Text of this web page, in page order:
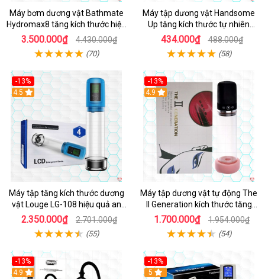
Máy bơm dương vật Bathmate
Hydromax8 tăng kích thước hiệu
quả
3.500.000₫ 4.430.000₫
(70)
Máy tập dương vật Handsome
Up tăng kích thước tự nhiên
nhanh
434.000₫ 488.000₫
(58)
-13%
Hot
4.5
Máy tập tăng kích thước dương
vật Louge LG-108 hiệu quả an
toàn
2.350.000₫ 2.701.000₫
(55)
-13%
Hot
4.9
Máy tập dương vật tự động The
II Generation kích thước tăng
nhanh tiện lợi
1.700.000₫ 1.954.000₫
(54)
-13%
Hot
4.9
-13%
5